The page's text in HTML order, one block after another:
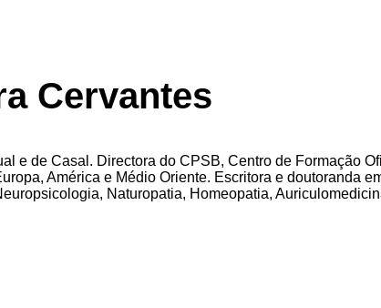
Cervantes
e de Casal. Directora do CPSB, Centro de Formação
América e Médio Oriente. Escritora e doutoranda
Naturopatia, Homeopatia,